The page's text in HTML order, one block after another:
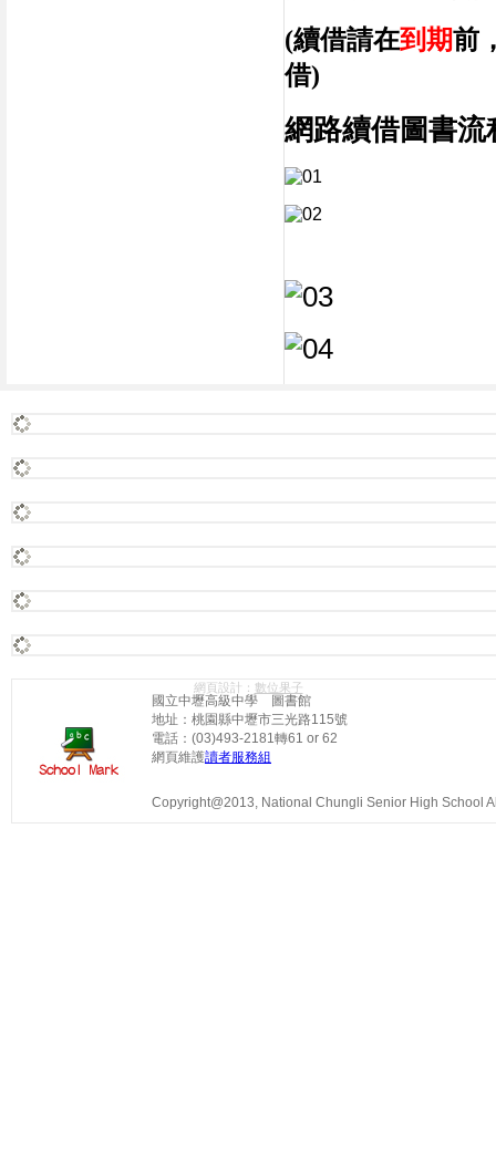
(續借請在到期前
借)
網路續借圖書流
國立中壢高級中學 圖書館
地址：桃園縣中壢市三光路115號
電話：(03)493-2181轉61 or 62
網頁維護讀者服務組
Copyright@2013, National Chungli Senior High School
網頁設計： 數位果子